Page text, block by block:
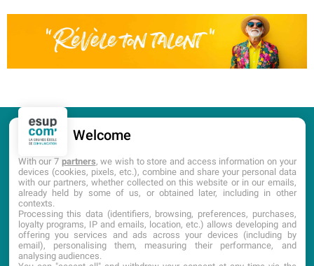
CANDIDATURE PORTES OUVERTES
DOCUMENTATION
Welcome
With our 7 partners, we wish to store and access information on your
devices (cookies, pixels, etc.), combine and share your personal data
with our partners, whether collected on this website or in our emails,
already held by some of us, or obtained later, including in other
contexts.
Processing this data (identifiers, browsing, preferences, purchases,
loyalty programs, IP and emails, location, etc.) allows developing and
offering you services and ads across your devices (including by
email), personalising them, measuring their performance, and
analysing audiences.